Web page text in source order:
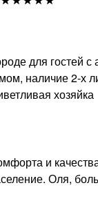
для гостей
наличие 2-х
хозяйка
и
Оля,